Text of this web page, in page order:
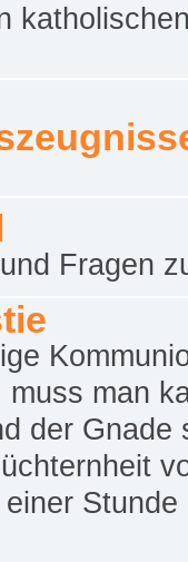
Fragen
muss man
der Gnade
Stunde